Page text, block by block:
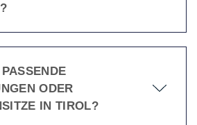
ODER
IN TIROL?